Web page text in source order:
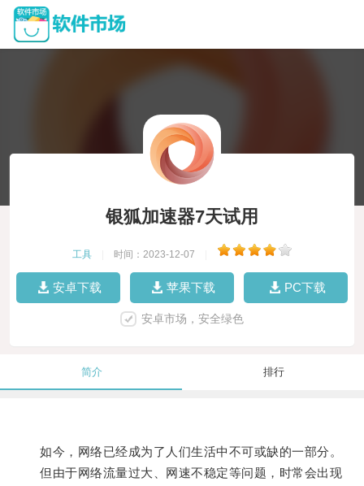
银狐加速器7天试用
工具 时间：2023-12-07
安卓下载 苹果下载 PC下载
安卓市场，安全绿色
简介 排行
如今，网络已经成为了人们生活中不可或缺的一部分。
但由于网络流量过大、网速不稳定等问题，时常会出现